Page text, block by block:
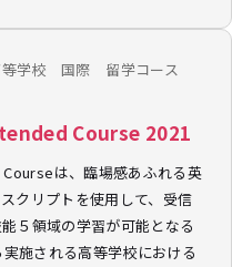
等学校 国際 留学コース
Course 2021
は、臨場感あふれる英
クリプトを使用して、受信
５領域の学習が可能となる
施される高等学校における